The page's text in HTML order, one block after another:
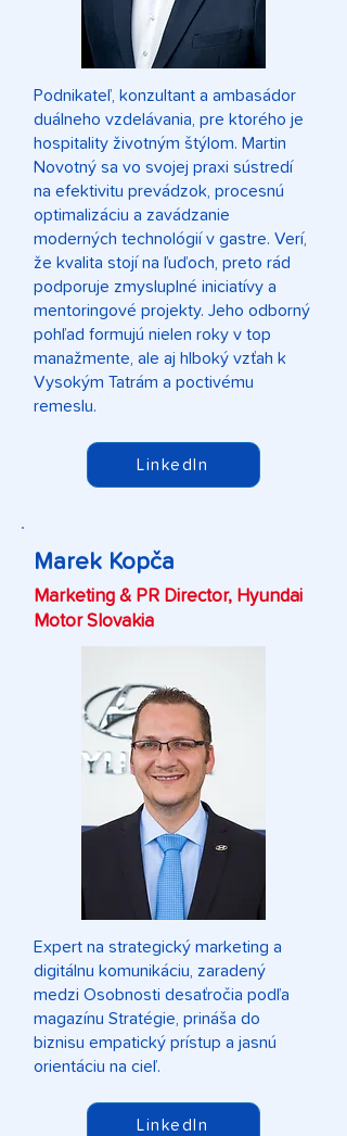
Podnikateľ, konzultant a ambasádor
duálneho vzdelávania, pre ktorého je
hospitality životným štýlom. Martin
Novotný sa vo svojej praxi sústredí
na efektivitu prevádzok, procesnú
optimalizáciu a zavádzanie
moderných technológií v gastre. Verí,
že kvalita stojí na ľuďoch, preto rád
podporuje zmysluplné iniciatívy a
mentoringové projekty. Jeho odborný
pohľad formujú nielen roky v top
manažmente, ale aj hlboký vzťah k
Vysokým Tatrám a poctivému
remeslu.
LinkedIn
Marek Kopča
Marketing & PR Director, Hyundai
Motor Slovakia
Expert na strategický marketing a
digitálnu komunikáciu, zaradený
medzi Osobnosti desaťročia podľa
magazínu Stratégie, prináša do
biznisu empatický prístup a jasnú
orientáciu na cieľ.
LinkedIn